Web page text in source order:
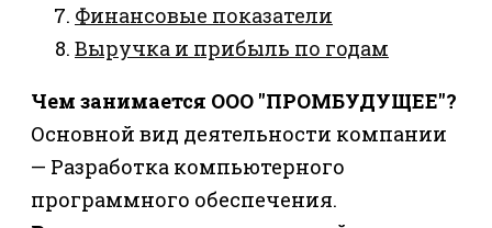
Финансовые показатели
Выручка и прибыль по годам
Чем занимается ООО "ПРОМБУДУЩЕЕ"?
Основной вид деятельности компании
— Разработка компьютерного
программного обеспечения.